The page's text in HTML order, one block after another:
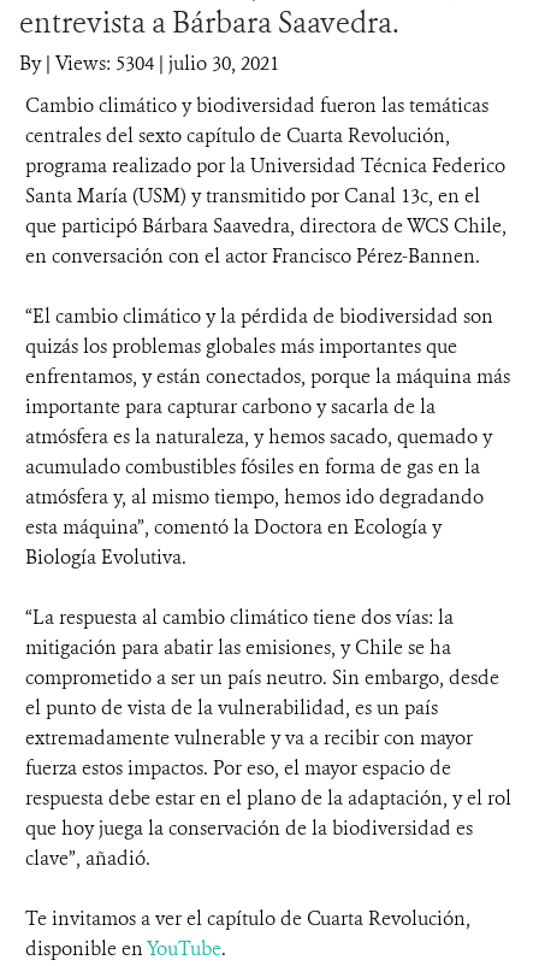
DONA
entrevista a Bárbara Saavedra.
By| Views: 5304 | julio 30, 2021
Cambio climático y biodiversidad fueron las temáticas
centrales del sexto capítulo de Cuarta Revolución,
programa realizado por la Universidad Técnica Federico
Santa María (USM) y transmitido por Canal 13c, en el
que participó Bárbara Saavedra, directora de WCS Chile,
en conversación con el actor Francisco Pérez-Bannen.
“El cambio climático y la pérdida de biodiversidad son
quizás los problemas globales más importantes que
enfrentamos, y están conectados, porque la máquina más
importante para capturar carbono y sacarla de la
atmósfera es la naturaleza, y hemos sacado, quemado y
acumulado combustibles fósiles en forma de gas en la
atmósfera y, al mismo tiempo, hemos ido degradando
esta máquina”, comentó la Doctora en Ecología y
Biología Evolutiva.
“La respuesta al cambio climático tiene dos vías: la
mitigación para abatir las emisiones, y Chile se ha
comprometido a ser un país neutro. Sin embargo, desde
el punto de vista de la vulnerabilidad, es un país
extremadamente vulnerable y va a recibir con mayor
fuerza estos impactos. Por eso, el mayor espacio de
respuesta debe estar en el plano de la adaptación, y el rol
que hoy juega la conservación de la biodiversidad es
clave”, añadió.
Te invitamos a ver el capítulo de Cuarta Revolución,
disponible enYouTube.